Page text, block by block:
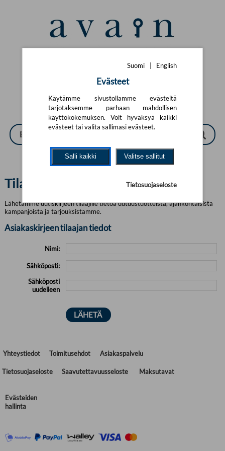
Tilaa meidän uutiskirje
Lähetämme uutiskirjeen tilaajille tietoa uutuustuotteista, ajankohtaisista
kampanjoista ja tarjouksistamme.
Asiakaskirjeen tilaajan tiedot
Nimi:
Sähköposti:
Sähköposti
uudelleen
Yhteystiedot Toimitusehdot Asiakaspalvelu
Tietosuojaseloste Saavutettavuusseloste Maksutavat
Evästeiden
hallinta
Suomi English
Evästeet
Käytämme sivustollamme evästeitä
tarjotaksemme parhaan mahdollisen
käyttökokemuksen. Voit hyväksyä kaikki
evästeet tai valita sallimasi evästeet.
Salli kaikki Valitse sallitut
Tietosuojaseloste